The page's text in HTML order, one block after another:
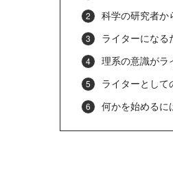
科学の研究者か
ライターになる
理系の意識がラ
ライターとして
何かを始めるに